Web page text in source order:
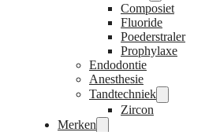
Composiet
Fluoride
Poederstraler
Prophylaxe
Endodontie
Anesthesie
Tandtechniek
Zircon
Merken